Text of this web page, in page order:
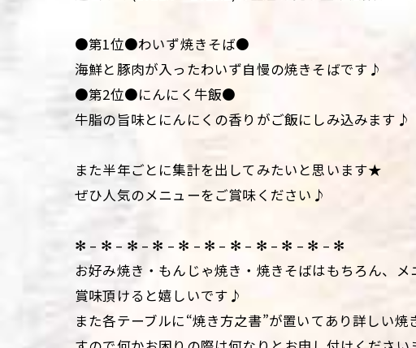
●第1位●わいず焼きそば●
海鮮と豚肉が入ったわいず自慢の焼きそばです♪
●第2位●にんにく牛飯●
牛脂の旨味とにんにくの香りがご飯にしみ込みます♪
また半年ごとに集計を出してみたいと思います★
ぜひ人気のメニューをご賞味ください♪
✻ – ✻ – ✻ – ✻ – ✻ – ✻ – ✻ – ✻ – ✻ – ✻ – ✻
お好み焼き・もんじゃ焼き・焼きそばはもちろん、
賞味頂けると嬉しいです♪
また各テーブルに“焼き方之書”が置いてあり詳しい